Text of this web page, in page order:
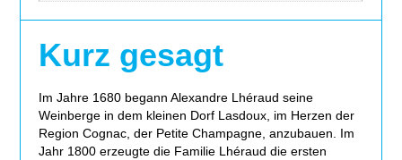
Kurz gesagt
Im Jahre 1680 begann Alexandre Lhéraud seine
Weinberge in dem klei­nen Dorf Lasdoux, im Herzen der
Region Cognac, der Petite Champagne, anzu­bauen. Im
Jahr 1800 erzeugte die Familie Lhéraud die ers­ten